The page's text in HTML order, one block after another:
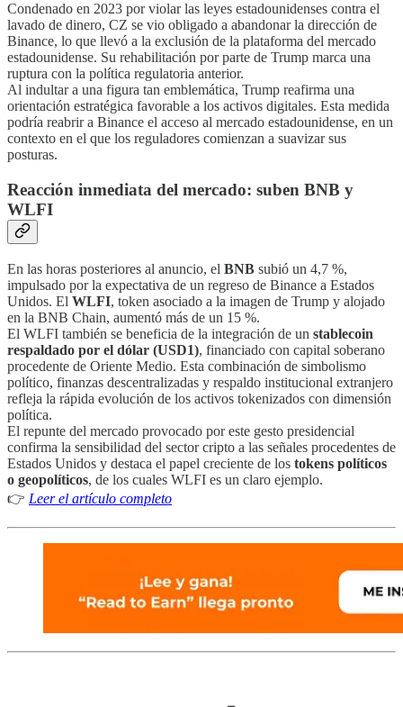
Condenado en 2023 por violar las leyes estadounidenses contra el
lavado de dinero, CZ se vio obligado a abandonar la dirección de
Binance, lo que llevó a la exclusión de la plataforma del mercado
estadounidense. Su rehabilitación por parte de Trump marca una
ruptura con la política regulatoria anterior.
Al indultar a una figura tan emblemática, Trump reafirma una
orientación estratégica favorable a los activos digitales. Esta medida
podría reabrir a Binance el acceso al mercado estadounidense, en un
contexto en el que los reguladores comienzan a suavizar sus
posturas.
Reacción inmediata del mercado: suben BNB y
WLFI
En las horas posteriores al anuncio, el BNB subió un 4,7 %,
impulsado por la expectativa de un regreso de Binance a Estados
Unidos. El WLFI, token asociado a la imagen de Trump y alojado
en la BNB Chain, aumentó más de un 15 %.
El WLFI también se beneficia de la integración de un stablecoin
respaldado por el dólar (USD1), financiado con capital soberano
procedente de Oriente Medio. Esta combinación de simbolismo
político, finanzas descentralizadas y respaldo institucional extranjero
refleja la rápida evolución de los activos tokenizados con dimensión
política.
El repunte del mercado provocado por este gesto presidencial
confirma la sensibilidad del sector cripto a las señales procedentes de
Estados Unidos y destaca el papel creciente de los tokens políticos
o geopolíticos, de los cuales WLFI es un claro ejemplo.
👉 Leer el artículo completo